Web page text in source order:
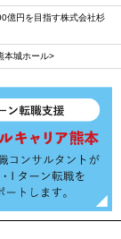
億円を目指す株式会社杉
本城ホール>